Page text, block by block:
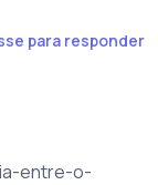
para responder
entre-o-